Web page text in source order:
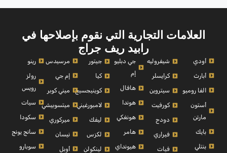
العلامات التجارية التي نقوم بإصلاحها في
رابيد ريف جراج
أودي
أبارث
الفا روميو
أستون
مارتن
بايك
بنتلي
شيفروليه
كرايسلر
سيتروين
كورفيت
دودج
فيراري
فيات
جي دبليو
إم
هافال
هوندا
هونغكي
هامر
هيونداي
جيتور
كيا
كوينيجسيج
لامبورغيني
ليفك
لكزس
لينكولن
مرسيدس
إم جي
ميني كوبر
ميتسوبيشي
ميركوري
نيسان
أوبل
رينو
رولز
رويس
سيات
سكودا
سانج يونج
سوبارو